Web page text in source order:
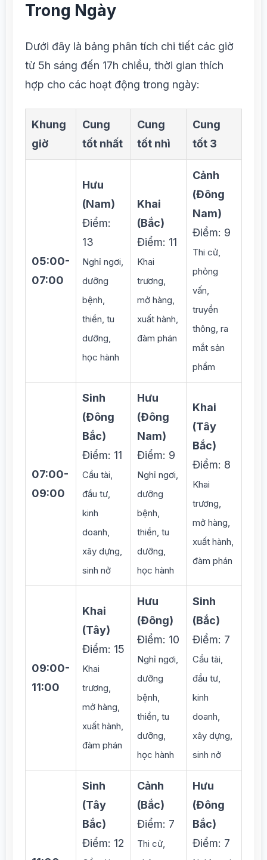
Trong Ngày
Dưới đây là bảng phân tích chi tiết các giờ
từ 5h sáng đến 17h chiều, thời gian thích
hợp cho các hoạt động trong ngày:
Khung
giờ
Cung
tốt nhất
Cung
tốt nhì
Cung
tốt 3
05:00-
07:00
Hưu
(Nam)
Điểm:
13
Nghỉ ngơi,
dưỡng
bệnh,
thiền, tu
dưỡng,
học hành
Khai
(Bắc)
Điểm: 11
Khai
trương,
mở hàng,
xuất hành,
đàm phán
Cảnh
(Đông
Nam)
Điểm: 9
Thi cử,
phỏng
vấn,
truyền
thông, ra
mắt sản
phẩm
07:00-
09:00
Sinh
(Đông
Bắc)
Điểm: 11
Cầu tài,
đầu tư,
kinh
doanh,
xây dựng,
sinh nở
Hưu
(Đông
Nam)
Điểm: 9
Nghỉ ngơi,
dưỡng
bệnh,
thiền, tu
dưỡng,
học hành
Khai
(Tây
Bắc)
Điểm: 8
Khai
trương,
mở hàng,
xuất hành,
đàm phán
09:00-
11:00
Khai
(Tây)
Điểm: 15
Khai
trương,
mở hàng,
xuất hành,
đàm phán
Hưu
(Đông)
Điểm: 10
Nghỉ ngơi,
dưỡng
bệnh,
thiền, tu
dưỡng,
học hành
Sinh
(Bắc)
Điểm: 7
Cầu tài,
đầu tư,
kinh
doanh,
xây dựng,
sinh nở
Sinh
(Tây
Bắc)
Điểm: 12
Cảnh
(Bắc)
Điểm: 7
Thi cử,
Hưu
(Đông
Bắc)
Điểm: 7